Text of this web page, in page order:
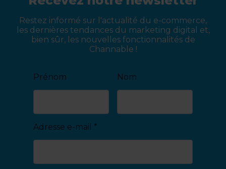
Restez informé sur l'actualité du e-commerce,
les dernières tendances du marketing digital et,
bien sûr, les nouvelles fonctionnalités de
Channable !
Prénom Nom
Adresse e-mail *